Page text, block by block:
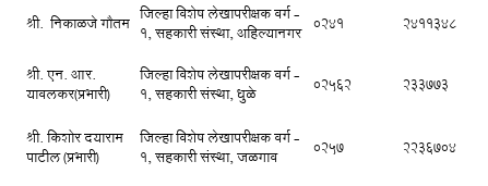
श्री. निकाळजे गौतम जिल्हा विशेष लेखापरीक्षक वर्ग -
1, सहकारी संस्था, अहिल्यानगर 0241 2411348
श्री. एन. आर.
यावलकर(प्रभारी)
जिल्हा विशेष लेखापरीक्षक वर्ग -
1, सहकारी संस्था, धुळे 02562 233773
श्री. किशोर दयाराम
पाटील (प्रभारी)
जिल्हा विशेष लेखापरीक्षक वर्ग -
1, सहकारी संस्था, जळगाव 0257 2236704